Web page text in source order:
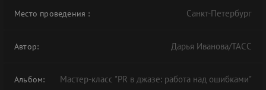
Место проведения : Санкт-Петербург
Автор: Дарья Иванова/ТАСС
Альбом: Мастер-класс "PR в джазе: работа над ошибками"